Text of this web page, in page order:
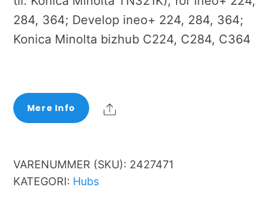
284, 364; Develop ineo+ 224, 284, 364;
Konica Minolta bizhub C224, C284, C364
Mere Info Share
VARENUMMER (SKU): 2427471
KATEGORI: Hubs